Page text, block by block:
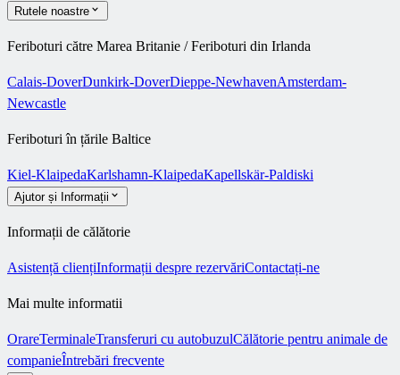
Rutele noastre
Feriboturi către Marea Britanie / Feriboturi din Irlanda
Calais-DoverDunkirk-DoverDieppe-NewhavenAmsterdam-
Newcastle
Feriboturi în țările Baltice
Kiel-KlaipedaKarlshamn-KlaipedaKapellskär-Paldiski
Ajutor și Informații
Informații de călătorie
Asistență cliențiInformații despre rezervăriContactați-ne
Mai multe informatii
OrareTerminaleTransferuri cu autobuzulCălătorie pentru animale de
companieÎntrebări frecvente